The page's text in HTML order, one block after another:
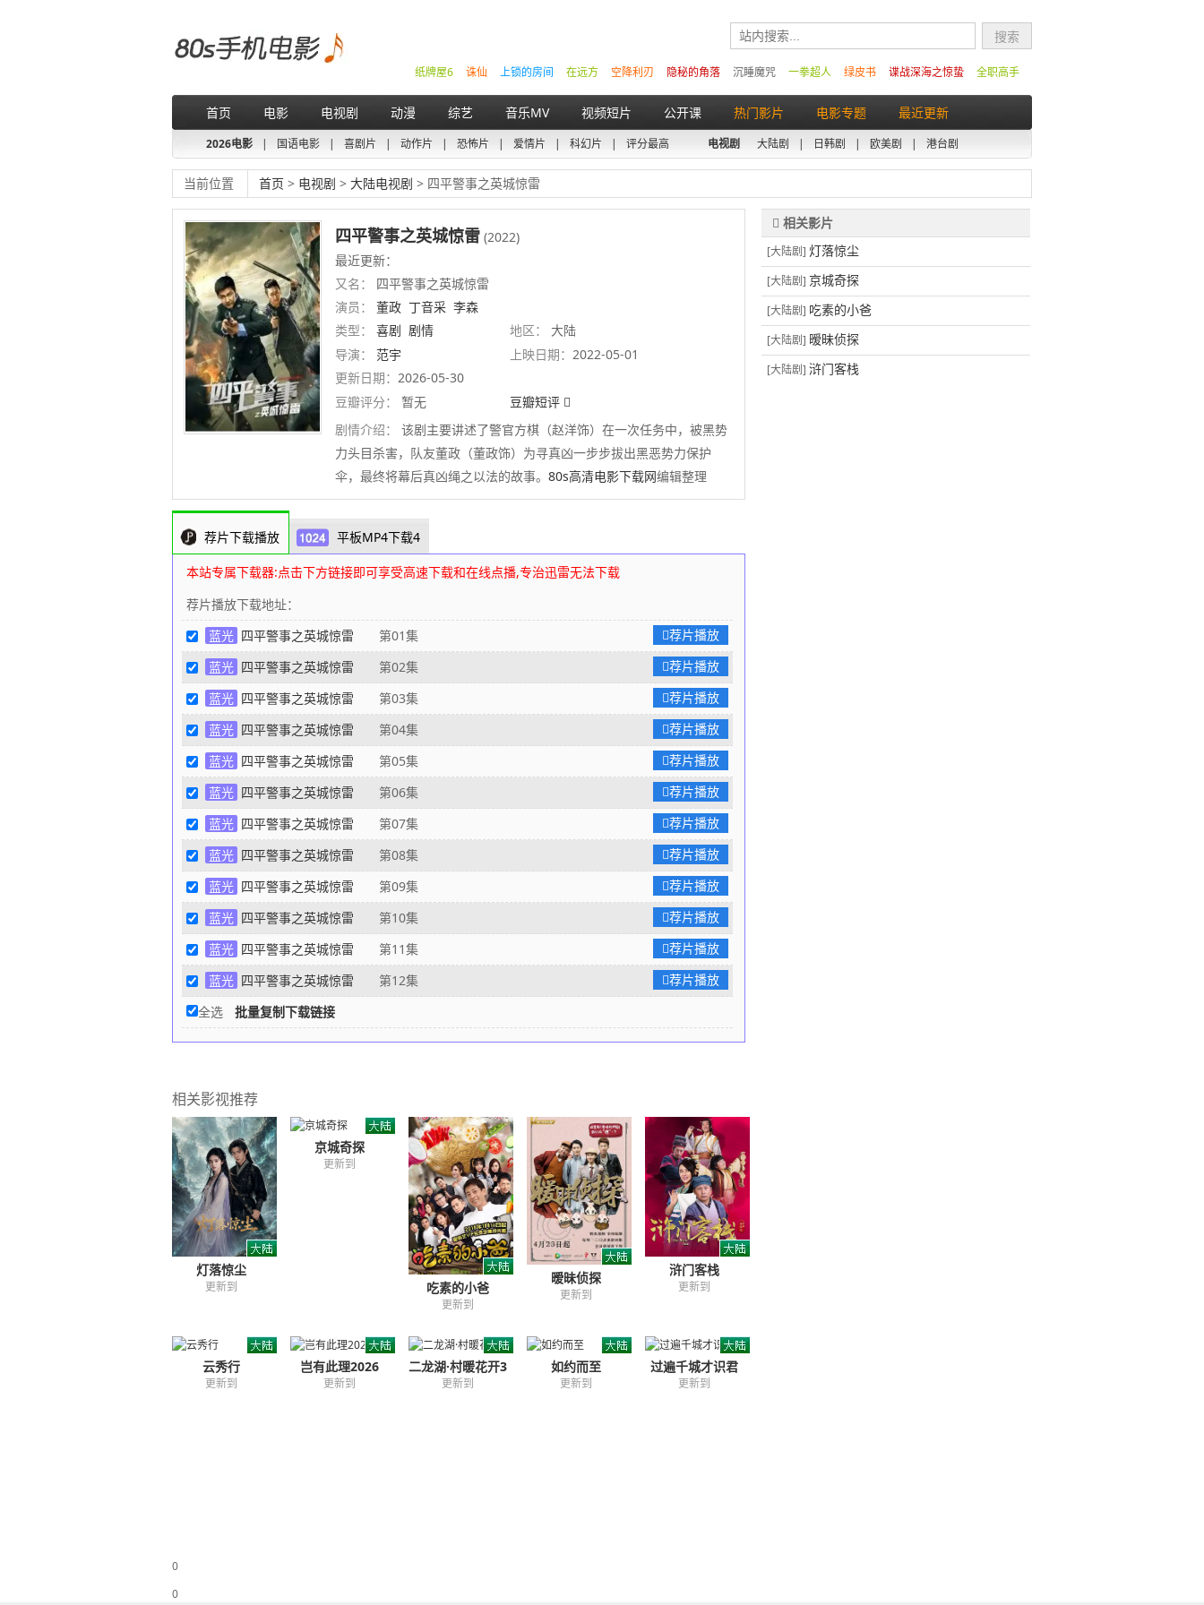
全职高手
谍战深海之惊蛰
绿皮书
一拳超人
沉睡魔咒
隐秘的角落
空降利刃
在远方
上锁的房间
诛仙
纸牌屋6
首页 电影 电视剧 动漫 综艺 音乐MV 视频短片 公开课 热门影片 电影专题 最近更新
2026电影 | 国语电影 | 喜剧片 | 动作片 | 恐怖片 | 爱情片 | 科幻片 | 评分最高 电视剧 大陆剧 | 日韩剧 | 欧美剧 | 港台剧
当前位置 首页 > 电视剧 > 大陆电视剧 > 四平警事之英城惊雷
四平警事之英城惊雷 (2022)
最近更新：
又名：
四平警事之英城惊雷
演员：
董政 丁音采 李森
类型：
喜剧 剧情 地区：
大陆
导演：
范宇 上映日期： 2022-05-01
更新日期： 2026-05-30
豆瓣评分：
暂无
豆瓣短评
剧情介绍：
该剧主要讲述了警官方棋（赵洋饰）在一次任务中，被黑势
力头目杀害，队友董政（董政饰）为寻真凶一步步拔出黑恶势力保护
伞，最终将幕后真凶绳之以法的故事。 80s高清电影下载网编辑整理
荐片下载播放 平板MP4下载4
本站专属下载器:点击下方链接即可享受高速下载和在线点播,专治迅雷无法下载
荐片播放下载地址：
蓝光 四平警事之英城惊雷 第01集
荐片播放
蓝光 四平警事之英城惊雷 第02集
荐片播放
蓝光 四平警事之英城惊雷 第03集
荐片播放
蓝光 四平警事之英城惊雷 第04集
荐片播放
蓝光 四平警事之英城惊雷 第05集
荐片播放
蓝光 四平警事之英城惊雷 第06集
荐片播放
蓝光 四平警事之英城惊雷 第07集
荐片播放
蓝光 四平警事之英城惊雷 第08集
荐片播放
蓝光 四平警事之英城惊雷 第09集
荐片播放
蓝光 四平警事之英城惊雷 第10集
荐片播放
蓝光 四平警事之英城惊雷 第11集
荐片播放
蓝光 四平警事之英城惊雷 第12集
荐片播放
全选
批量复制下载链接
相关影视推荐
灯落惊尘
更新到
京城奇探
更新到
吃素的小爸
更新到
暧昧侦探
更新到
浒门客栈
更新到
云秀行
更新到
岂有此理2026
更新到
二龙湖·村暖花开3
更新到
如约而至
更新到
过遍千城才识君
更新到
0
相关影片
[大陆剧] 灯落惊尘
[大陆剧] 京城奇探
[大陆剧] 吃素的小爸
[大陆剧] 暧昧侦探
[大陆剧] 浒门客栈
0